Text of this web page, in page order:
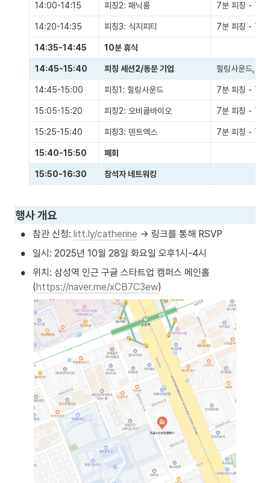
14:00-14:15 피칭2: 패닉룸 7분 피칭 - 7분
14:20-14:35 피칭3: 식지피티 7분 피칭 - 7분
14:35-14:45 10분 휴식
14:45-15:40 피칭 세션2/동문 기업 힐링사운드, 오
14:45-15:00 피칭1: 힐링사운드 7분 피칭 - 7분
15:05-15:20 피칭2: 오비클바이오 7분 피칭 - 7분
15:25-15:40 피칭3: 덴트엑스 7분 피칭 - 7분
15:40-15:50 폐회
15:50-16:30 참석자 네트워킹
행사 개요
• 참관 신청: litt.ly/catherine → 링크를 통해 RSVP
• 일시: 2025년 10월 28일 화요일 오후1시-4시
•
위치: 삼성역 인근 구글 스타트업 캠퍼스 메인홀
(https://naver.me/xCB7C3ew)